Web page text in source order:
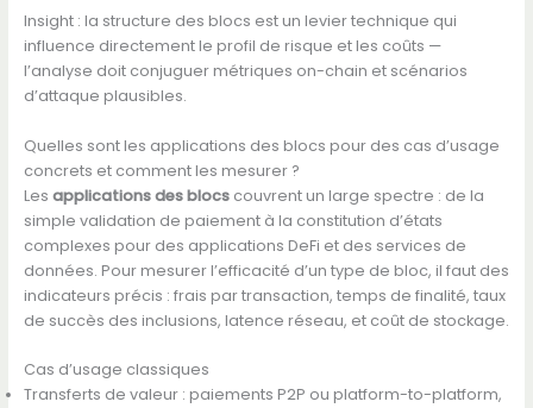
Insight : la structure des blocs est un levier technique qui
influence directement le profil de risque et les coûts —
l’analyse doit conjuguer métriques on-chain et scénarios
d’attaque plausibles.
Quelles sont les applications des blocs pour des cas d’usage
concrets et comment les mesurer ?
Les applications des blocscouvrent un large spectre : de la
simple validation de paiement à la constitution d’états
complexes pour des applications DeFi et des services de
données. Pour mesurer l’efficacité d’un type de bloc, il faut des
indicateurs précis : frais par transaction, temps de finalité, taux
de succès des inclusions, latence réseau, et coût de stockage.
Cas d’usage classiques
Transferts de valeur : paiements P2P ou platform-to-platform,